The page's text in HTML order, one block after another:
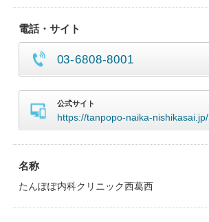
電話・サイト
03-6808-8001
公式サイト
https://tanpopo-naika-nishikasai.jp/
名称
たんぽぽ内科クリニック西葛西